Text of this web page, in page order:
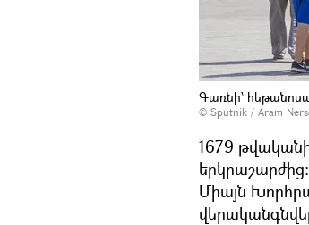
Գառնի՝
© Sputnik / Aram
1679
Միայն